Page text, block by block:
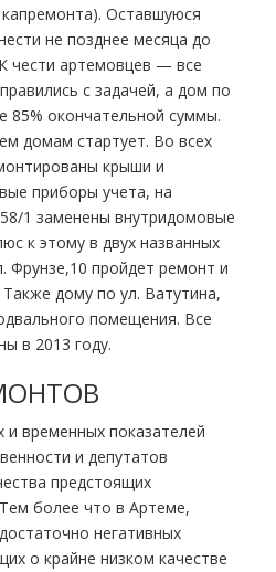
Оставшуюся
не позднее месяца до
чести артемовцев — все
с задачей, а дом по
85% окончательной суммы.
домам стартует. Во всех
крыши и
приборы учета, на
1 заменены внутридомовые
к этому в двух названных
Фрунзе,10 пройдет ремонт и
дому по ул. Ватутина,
помещения. Все
в 2013 году.
временных показателей
и депутатов
предстоящих
более что в Артеме,
негативных
о крайне низком качестве